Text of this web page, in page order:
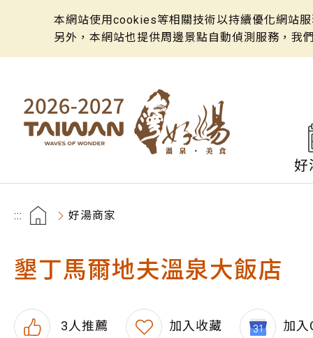
本網站使用cookies等相關技術以持續優化網站
另外，本網站也提供周邊景點自動偵測服務，我
好
::: 好湯商家
墾丁馬爾地夫溫泉大飯店
3 人推薦 加入收藏 加